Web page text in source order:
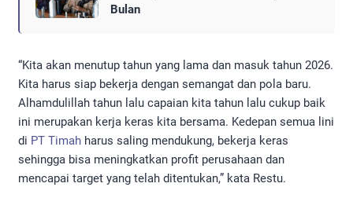
Bulan
“Kita akan menutup tahun yang lama dan masuk tahun 2026.
Kita harus siap bekerja dengan semangat dan pola baru.
Alhamdulillah tahun lalu capaian kita tahun lalu cukup baik
ini merupakan kerja keras kita bersama. Kedepan semua lini
di PT Timah harus saling mendukung, bekerja keras
sehingga bisa meningkatkan profit perusahaan dan
mencapai target yang telah ditentukan,” kata Restu.